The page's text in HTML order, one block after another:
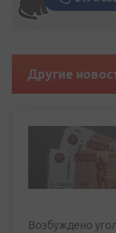
Другие
Возбуждено